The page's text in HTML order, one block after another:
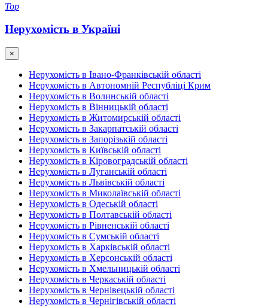
Top
Нерухомість в Україні
×
Нерухомість в Івано-Франківській області
Нерухомість в Автономній Республіці Крим
Нерухомість в Волинській області
Нерухомість в Вінницькій області
Нерухомість в Житомирській області
Нерухомість в Закарпатській області
Нерухомість в Запорізькій області
Нерухомість в Київській області
Нерухомість в Кіровоградській області
Нерухомість в Луганській області
Нерухомість в Львівській області
Нерухомість в Миколаївській області
Нерухомість в Одеській області
Нерухомість в Полтавській області
Нерухомість в Рівненській області
Нерухомість в Сумській області
Нерухомість в Харківській області
Нерухомість в Херсонській області
Нерухомість в Хмельницькій області
Нерухомість в Черкаській області
Нерухомість в Чернівецькій області
Нерухомість в Чернігівській області